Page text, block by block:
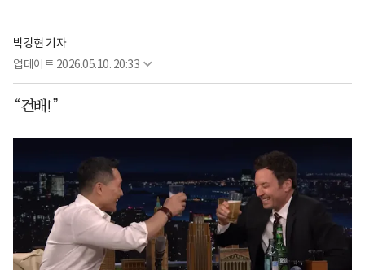
박강현 기자
업데이트 2026.05.10. 20:33
“건배!”